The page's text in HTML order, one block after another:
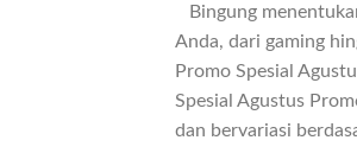
Bingung
Anda, dari gaming
Promo Spesial
Spesial Agustus
dan bervariasi